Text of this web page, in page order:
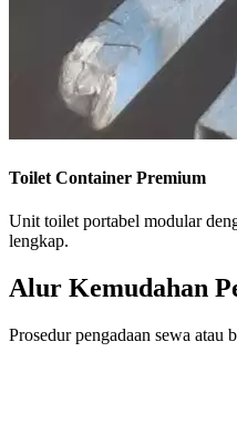
Toilet Container Premium
Unit toilet portabel modular
lengkap.
Alur Kemudahan
Prosedur pengadaan sewa